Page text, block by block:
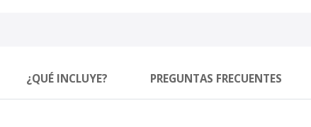
¿QUÉ INCLUYE? PREGUNTAS FRECUENTES